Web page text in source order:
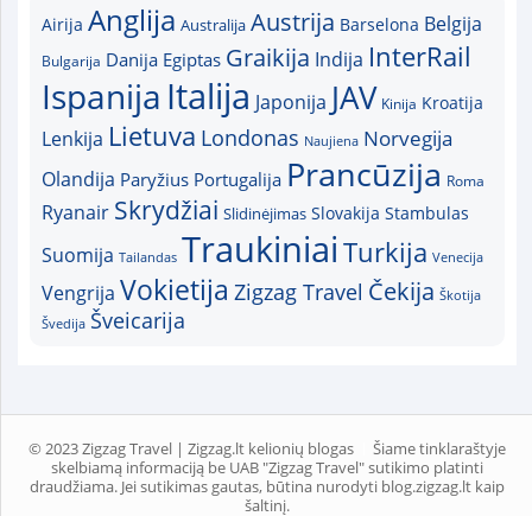
Airija Anglija Australija Austrija Barselona Belgija
Bulgarija Danija Egiptas Graikija Indija InterRail
Ispanija Italija Japonija JAV Kinija Kroatija
Lenkija Lietuva Londonas Naujiena Norvegija
Olandija Paryžius Portugalija Prancūzija Roma
Ryanair Skrydžiai Slidinėjimas Slovakija Stambulas
Suomija Tailandas TraukiniaiTurkija Venecija
Vengrija Vokietija Zigzag Travel Čekija Škotija
Švedija Šveicarija
© 2023 Zigzag Travel | Zigzag.lt kelionių blogas
Šiame tinklaraštyje
skelbiamą informaciją be UAB "Zigzag Travel" sutikimo platinti
draudžiama. Jei sutikimas gautas, būtina nurodyti blog.zigzag.lt kaip
šaltinį.